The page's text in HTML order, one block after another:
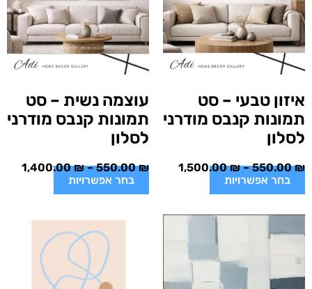
איזון טבעי – סט
תמונות קנבס מודרני
לסלון
550.00₪
–
1,500.00₪
בחר אפשרויות
עוצמה נשית – סט
תמונות קנבס מודרני
לסלון
550.00₪
–
1,400.00₪
בחר אפשרויות